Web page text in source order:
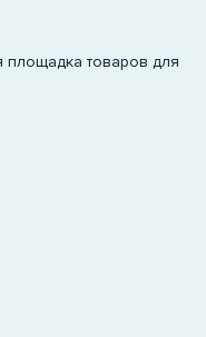
площадка товаров для